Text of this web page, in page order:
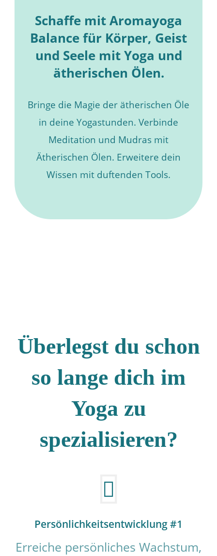
Schaffe mit Aromayoga
Balance für Körper, Geist
und Seele mit Yoga und
ätherischen Ölen.
Bringe die Magie der ätherischen Öle
in deine Yogastunden. Verbinde
Meditation und Mudras mit
Ätherischen Ölen. Erweitere dein
Wissen mit duftenden Tools.
Überlegst du schon
so lange dich im
Yoga zu
spezialisieren?
Persönlichkeitsentwicklung #1
Erreiche persönliches Wachstum,